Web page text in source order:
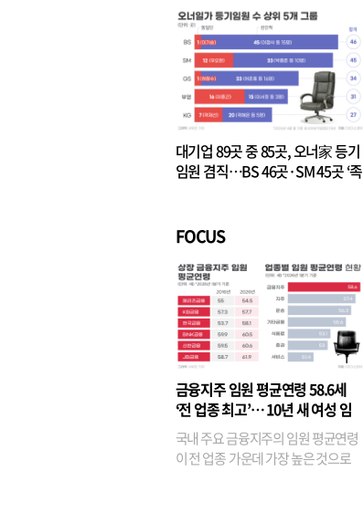
대기업 89곳 중 85곳, 오너家 등기
임원 겸직…BS 46곳·SM 45곳 ‘족
FOCUS
금융지주 임원 평균연령 58.6세
‘전 업종 최고’… 10년 새 여성 임
원은 14배 껑충
국내 주요 금융지주의 임원 평균연령
이 전 업종 가운데 가장 높은 것으로